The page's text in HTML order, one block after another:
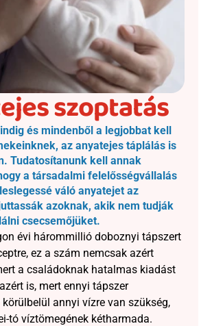
szoptatás
és mindenből a legjobbat kell
az anyatejes táplálás is
Tudatosítanunk kell annak
a társadalmi felelősségvállalás
váló anyatejet az
azoknak, akik nem tudják
csecsemőjüket.
évi hárommillió doboznyi tápszert
ez a szám nemcsak azért
a családoknak hatalmas kiadást
is, mert ennyi tápszer
annyi vízre van szükség,
tó víztömegének kétharmada.